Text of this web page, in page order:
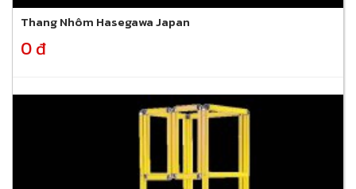
Thang Nhôm Hasegawa Japan
0 đ